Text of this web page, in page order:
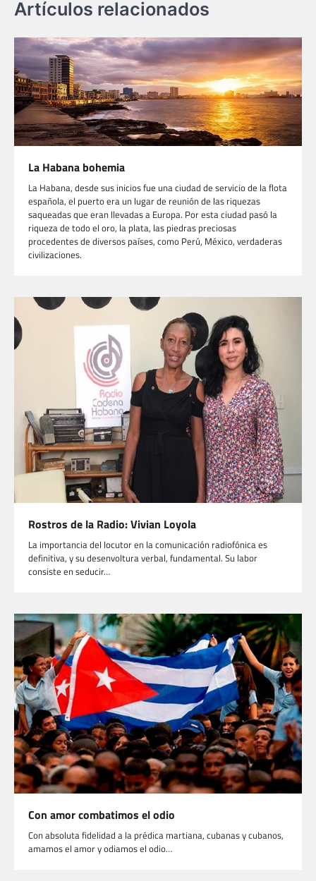
Artículos relacionados
La Habana bohemia
La Habana, desde sus inicios fue una ciudad de servicio de la flota
española, el puerto era un lugar de reunión de las riquezas
saqueadas que eran llevadas a Europa. Por esta ciudad pasó la
riqueza de todo el oro, la plata, las piedras preciosas
procedentes de diversos países, como Perú, México, verdaderas
civilizaciones.
Rostros de la Radio: Vivian Loyola
La importancia del locutor en la comunicación radiofónica es
definitiva, y su desenvoltura verbal, fundamental. Su labor
consiste en seducir…
Con amor combatimos el odio
Con absoluta fidelidad a la prédica martiana, cubanas y cubanos,
amamos el amor y odiamos el odio…